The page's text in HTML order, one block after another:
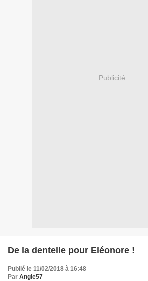
Publicité
De la dentelle pour Eléonore !
Publié le 11/02/2018 à 16:48
Par Angie57